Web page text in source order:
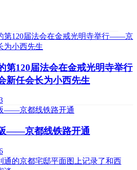
第120届法会在金戒光明寺举行
任会长为小西先生
——京都线铁路开通